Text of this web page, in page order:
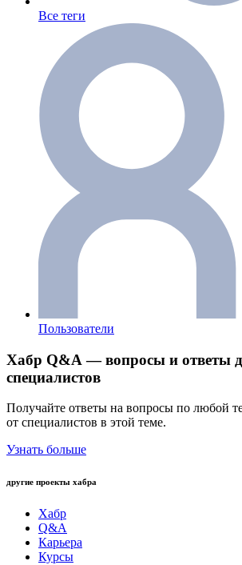
Все теги
Пользователи
Хабр Q&A — вопросы и ответы
специалистов
Получайте ответы на вопросы по любой
от специалистов в этой теме.
Узнать больше
другие проекты хабра
Хабр
Q&A
Карьера
Курсы